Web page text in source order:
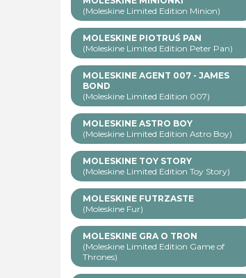
(Moleskine Limited Edition Minion)
MOLESKINE PIOTRUŚ PAN
(Moleskine Limited Edition Peter Pan)
MOLESKINE AGENT 007 - JAMES
BOND
(Moleskine Limited Edition 007)
MOLESKINE ASTRO BOY
(Moleskine Limited Edition Astro Boy)
MOLESKINE TOY STORY
(Moleskine Limited Edition Toy Story)
MOLESKINE FUTRZASTE
(Moleskine Fur)
MOLESKINE GRA O TRON
(Moleskine Limited Edition Game of
Thrones)